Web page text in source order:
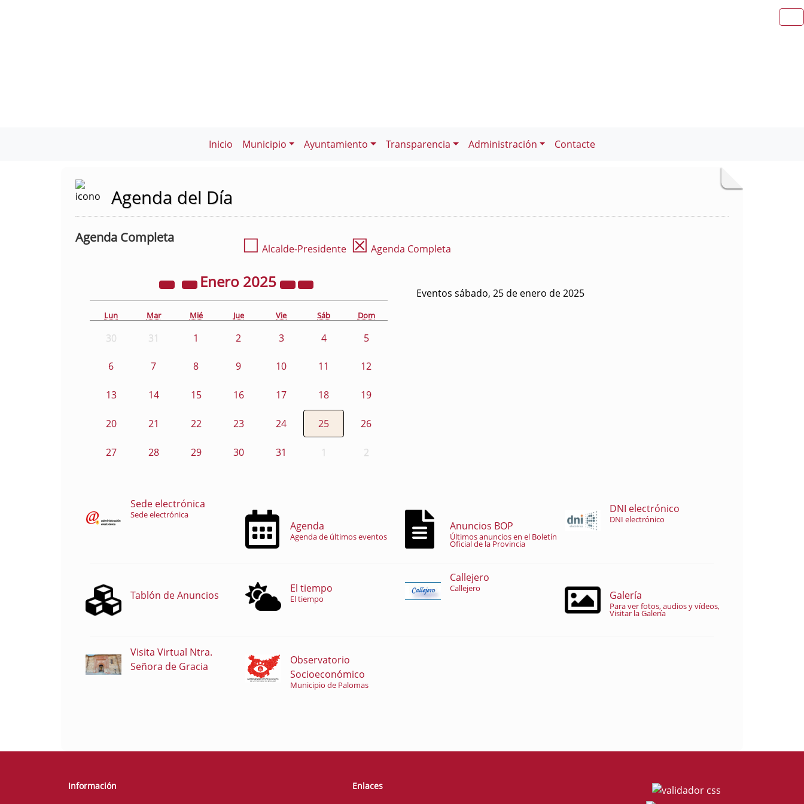
Inicio Municipio Ayuntamiento Transparencia Administración Contacte
Agenda del Día
Agenda Completa ☐ Alcalde-Presidente ☒ Agenda Completa
Enero 2025
Lun Mar Mié Jue Vie Sáb Dom
30 31 1 2 3 4 5
6 7 8 9 10 11 12
13 14 15 16 17 18 19
20 21 22 23 24 25 26
27 28 29 30 31 1 2
Eventos sábado, 25 de enero de 2025
Sede electrónica
Sede electrónica
Agenda
Agenda de últimos eventos
Anuncios BOP
Últimos anuncios en el Boletín
Oficial de la Provincia
DNI electrónico
DNI electrónico
Tablón de Anuncios
El tiempo
El tiempo
Callejero
Callejero
Galería
Para ver fotos, audios y vídeos,
Visitar la Galería
Visita Virtual Ntra.
Señora de Gracia
Observatorio
Socioeconómico
Municipio de Palomas
Información Enlaces